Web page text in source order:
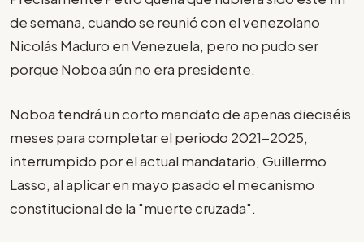
de semana, cuando se reunió con el venezolano
Nicolás Maduro en Venezuela, pero no pudo ser
porque Noboa aún no era presidente.
Noboa tendrá un corto mandato de apenas dieciséis
meses para completar el periodo 2021-2025,
interrumpido por el actual mandatario, Guillermo
Lasso, al aplicar en mayo pasado el mecanismo
constitucional de la "muerte cruzada".